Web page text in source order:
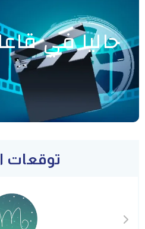
حاليا في
توقعات